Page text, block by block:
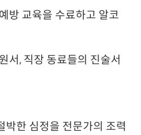
방 교육을 수료하고 알코
서, 직장 동료들의 진술서
박한 심정을 전문가의 조력